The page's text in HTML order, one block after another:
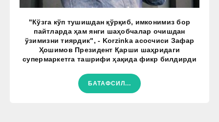
"Кўзга кўп тушишдан қўрқиб, имконимиз бор
пайтларда ҳам янги шаҳобчалар очишдан
ўзимизни тиярдик", - Korzinka асосчиси Зафар
Ҳошимов Президент Қарши шаҳридаги
супермаркетга ташрифи ҳақида фикр билдирди
БАТАФСИЛ...